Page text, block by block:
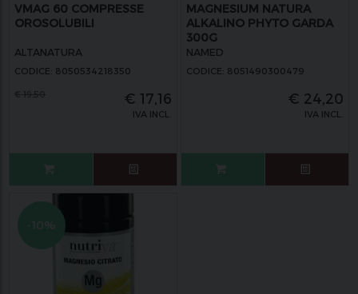
VMAG 60 COMPRESSE
OROSOLUBILI
ALTANATURA
CODICE: 8050534218350
€ 17,16
IVA INCL.
MAGNESIUM NATURA
ALKALINO PHYTO GARDA
300G
NAMED
CODICE: 8051490300479
€ 24,20
IVA INCL.